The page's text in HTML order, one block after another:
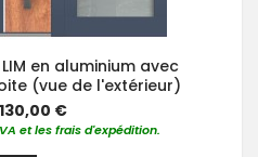
en aluminium avec
(vue de l'extérieur)
€
et les frais d'expédition.